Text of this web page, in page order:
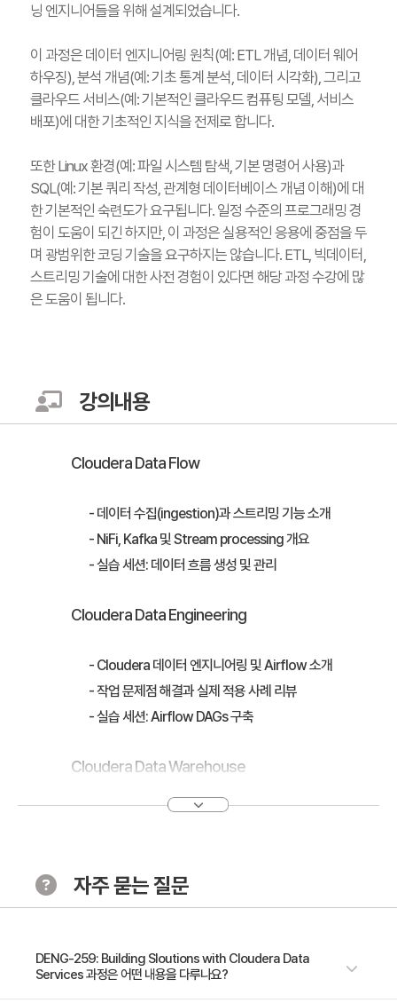
닝 엔지니어들을 위해 설계되었습니다.
이 과정은 데이터 엔지니어링 원칙(예: ETL 개념, 데이터 웨어
하우징), 분석 개념(예: 기초 통계 분석, 데이터 시각화), 그리고
클라우드 서비스(예: 기본적인 클라우드 컴퓨팅 모델, 서비스
배포)에 대한 기초적인 지식을 전제로 합니다.
또한 Linux 환경(예: 파일 시스템 탐색, 기본 명령어 사용)과
SQL(예: 기본 쿼리 작성, 관계형 데이터베이스 개념 이해)에 대
한 기본적인 숙련도가 요구됩니다. 일정 수준의 프로그래밍 경
험이 도움이 되긴 하지만, 이 과정은 실용적인 응용에 중점을 두
며 광범위한 코딩 기술을 요구하지는 않습니다. ETL, 빅데이터,
스트리밍 기술에 대한 사전 경험이 있다면 해당 과정 수강에 많
은 도움이 됩니다.
강의내용
Cloudera Data Flow
- 데이터 수집(ingestion)과 스트리밍 기능 소개
- NiFi, Kafka 및 Stream processing 개요
- 실습 세션: 데이터 흐름 생성 및 관리
Cloudera Data Engineering
- Cloudera 데이터 엔지니어링 및 Airflow 소개
- 작업 문제점 해결과 실제 적용 사례 리뷰
- 실습 세션: Airflow DAGs 구축
Cloudera Data Warehouse
- 대규모 데이터 분석을 위한 Cloudera 데이터 웨어하우스
- 실습 세션: 데이터 레이크하우스 구축
자주 묻는 질문
DENG-259: Building Sloutions with Cloudera Data
Services 과정은 어떤 내용을 다루나요?